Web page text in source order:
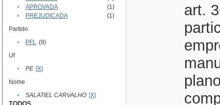
•
APROVADA
(1)
•
PREJUDICADA
(1)
Partido
•
PFL (9)
Uf
•
PE [X]
Nome
•
SALATIEL CARVALHO [X]
art.